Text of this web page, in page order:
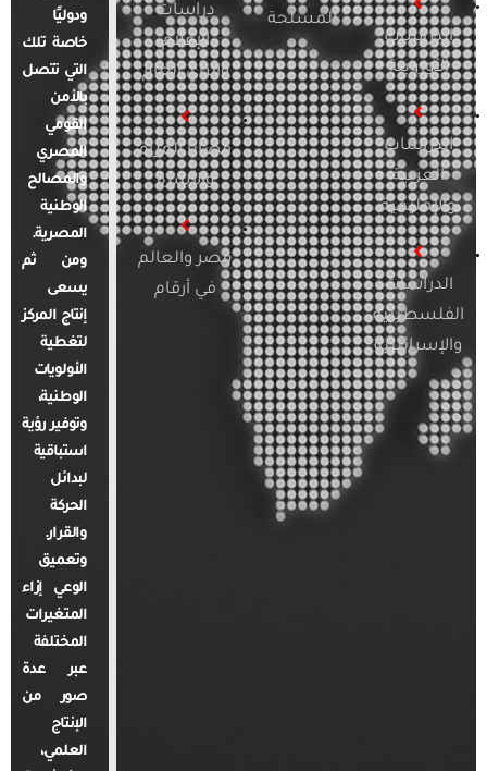
الدراسات
الأوروبية
الدراسات
العربية
والإقليمية
الدراسات
الفلسطينية
والإسرائيلية
المسلحة
دراسات
الإعلام
والرأي العام
قضايا المرأة
والأسرة
مصر والعالم
في أرقام
ودوليًا
خاصة تلك
التي تتصل
بالأمن
القومي
المصري
والمصالح
الوطنية
المصرية.
ومن ثم
يسعى
إنتاج المركز
لتغطية
الأولويات
الوطنية،
وتوفير رؤية
استباقية
لبدائل
الحركة
والقرار.
وتعميق
الوعي إزاء
المتغيرات
المختلفة
عبر عدة
صور من
الإنتاج
العلمي،